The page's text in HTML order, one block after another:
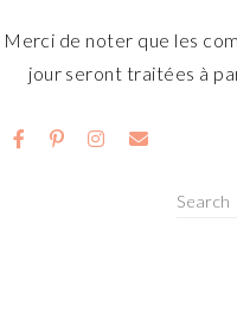
Merci de noter que les
jour seront traitées à